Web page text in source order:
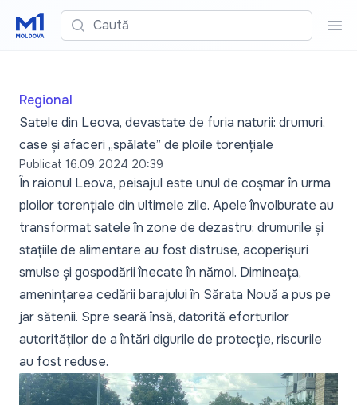
Caută
Regional
Satele din Leova, devastate de furia naturii: drumuri,
case și afaceri „spălate” de ploile torențiale
Publicat 16.09.2024 20:39
În raionul Leova, peisajul este unul de coșmar în urma
ploilor torențiale din ultimele zile. Apele învolburate au
transformat satele în zone de dezastru: drumurile și
stațiile de alimentare au fost distruse, acoperișuri
smulse și gospodării înecate în nămol. Dimineața,
amenințarea cedării barajului în Sărata Nouă a pus pe
jar sătenii. Spre seară însă, datorită eforturilor
autorităților de a întări digurile de protecție, riscurile
au fost reduse.